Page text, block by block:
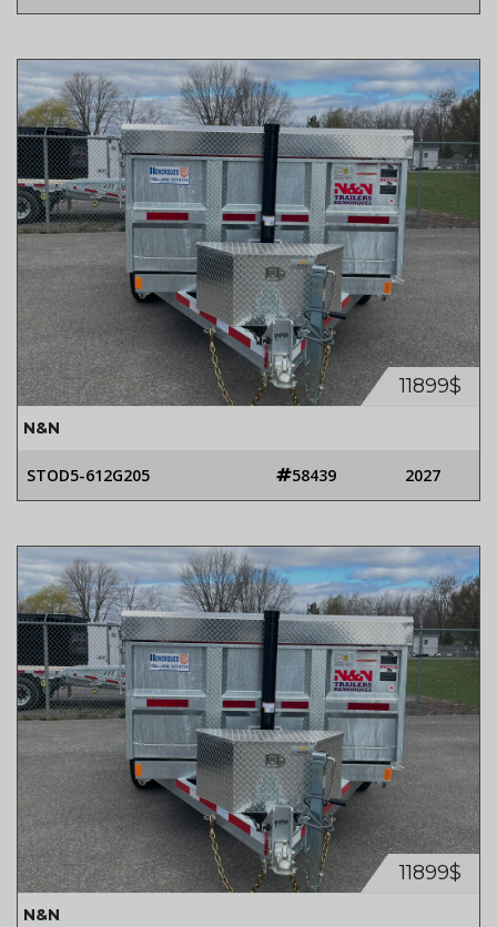
11899$
N&N
STOD5-612G205 58439 2027
11899$
N&N